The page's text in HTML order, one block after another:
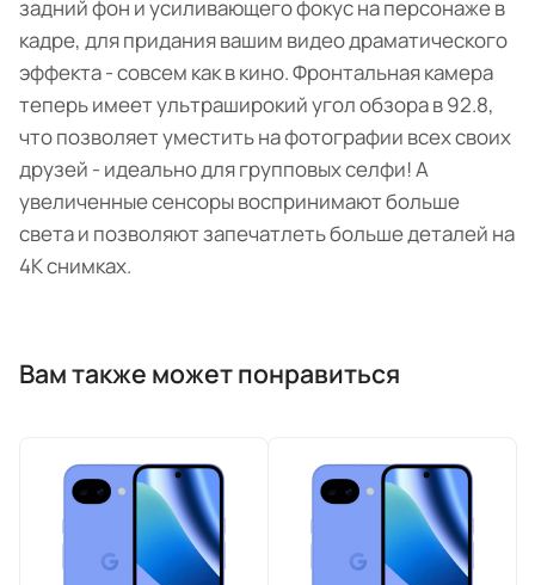
задний фон и усиливающего фокус на персонаже в
кадре, для придания вашим видео драматического
эффекта - совсем как в кино. Фронтальная камера
теперь имеет ультраширокий угол обзора в 92.8,
что позволяет уместить на фотографии всех своих
друзей - идеально для групповых селфи! А
увеличенные сенсоры воспринимают больше
света и позволяют запечатлеть больше деталей на
4К снимках.
Вам также может понравиться